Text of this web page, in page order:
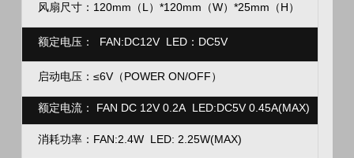
风扇尺寸：120mm（L）*120mm（W）*25mm（H）
额定电压： FAN:DC12V LED： DC5V
启动电压：≤6V（POWER ON/OFF）
额定电流： FAN DC 12V 0.2A LED:DC5V 0.45A(MAX)
消耗功率：FAN:2.4W LED: 2.25W(MAX)